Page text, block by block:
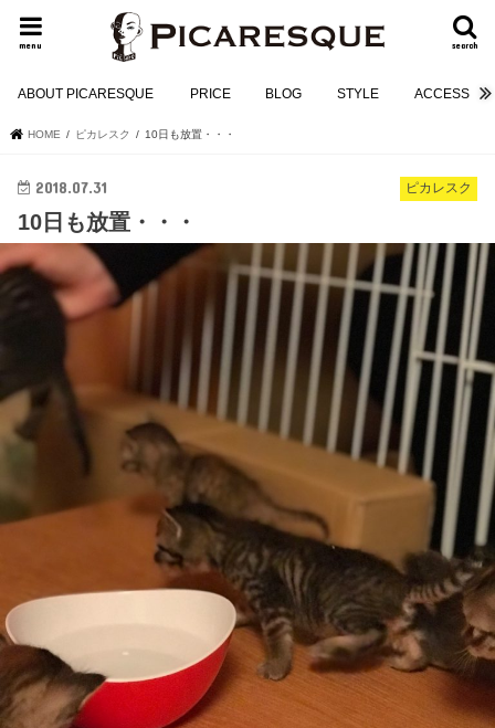
search
menu
ABOUT PICARESQUE PRICE BLOG STYLE ACCESS
HOME ピカレスク 10日も放置・・・
ピカレスク
2018.07.31
10日も放置・・・